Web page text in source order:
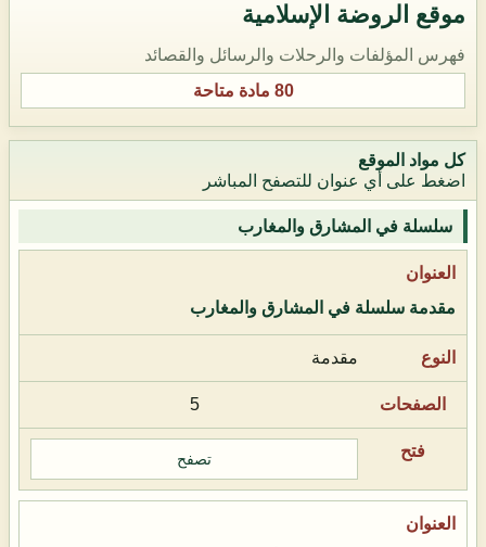
موقع الروضة الإسلامية
فهرس المؤلفات والرحلات والرسائل والقصائد
80 مادة متاحة
كل مواد الموقع
اضغط على أي عنوان للتصفح المباشر
سلسلة في المشارق والمغارب
مقدمة سلسلة في المشارق والمغارب
مقدمة
5
تصفح